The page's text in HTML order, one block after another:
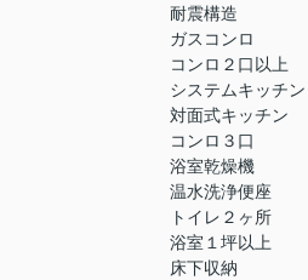
耐震構造
ガスコンロ
コンロ２口以上
システムキッチン
対面式キッチン
コンロ３口
浴室乾燥機
温水洗浄便座
トイレ２ヶ所
浴室１坪以上
床下収納